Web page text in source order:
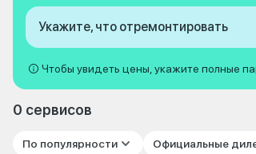
Укажите, что отремонтировать
Чтобы увидеть цены, укажите полные
0 сервисов
По популярности Официальные